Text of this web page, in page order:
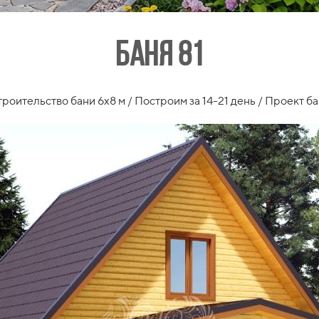
Баня 81
бани 6x8 м / Построим за 14-21 день / Проект